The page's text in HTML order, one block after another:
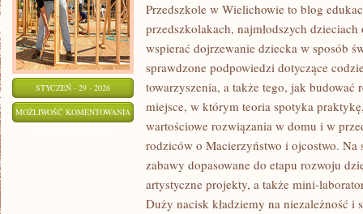
STYCZEŃ - 29 - 2026
MOŻLIWOŚĆ KOMENTOWANIA SZKOŁA
NAUKA
Przedszkole w Wielichowie to blog
przedszkolakach, najmłodszych
wspierać dojrzewanie dziecka w sposób
sprawdzone podpowiedzi dotyczące
towarzyszenia, a także tego, jak budować
miejsce, w którym teoria spotyka
wartościowe rozwiązania w domu i w
rodziców o Macierzyństwo i ojcostwo. Na
zabawy dopasowane do etapu rozwoju
artystyczne projekty, a także mini-
Duży nacisk kładziemy na niezależność i